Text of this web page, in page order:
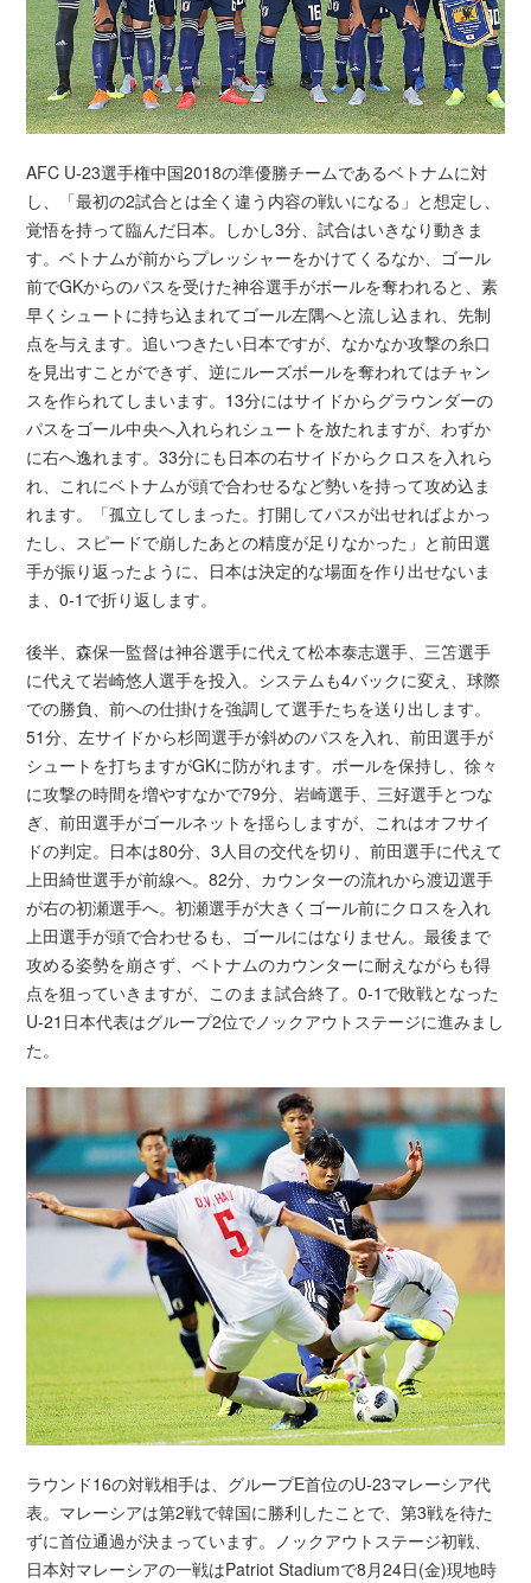
AFC U-23選手権中国2018の準優勝チームであるベトナムに対
し、「最初の2試合とは全く違う内容の戦いになる」と想定し、
覚悟を持って臨んだ日本。しかし3分、試合はいきなり動きま
す。ベトナムが前からプレッシャーをかけてくるなか、ゴール
前でGKからのパスを受けた神谷選手がボールを奪われると、素
早くシュートに持ち込まれてゴール左隅へと流し込まれ、先制
点を与えます。追いつきたい日本ですが、なかなか攻撃の糸口
を見出すことができず、逆にルーズボールを奪われてはチャン
スを作られてしまいます。13分にはサイドからグラウンダーの
パスをゴール中央へ入れられシュートを放たれますが、わずか
に右へ逸れます。33分にも日本の右サイドからクロスを入れら
れ、これにベトナムが頭で合わせるなど勢いを持って攻め込ま
れます。「孤立してしまった。打開してパスが出せればよかっ
たし、スピードで崩したあとの精度が足りなかった」と前田選
手が振り返ったように、日本は決定的な場面を作り出せないま
ま、0-1で折り返します。
後半、森保一監督は神谷選手に代えて松本泰志選手、三笘選手
に代えて岩崎悠人選手を投入。システムも4バックに変え、球際
での勝負、前への仕掛けを強調して選手たちを送り出します。
51分、左サイドから杉岡選手が斜めのパスを入れ、前田選手が
シュートを打ちますがGKに防がれます。ボールを保持し、徐々
に攻撃の時間を増やすなかで79分、岩崎選手、三好選手とつな
ぎ、前田選手がゴールネットを揺らしますが、これはオフサイ
ドの判定。日本は80分、3人目の交代を切り、前田選手に代えて
上田綺世選手が前線へ。82分、カウンターの流れから渡辺選手
が右の初瀬選手へ。初瀬選手が大きくゴール前にクロスを入れ
上田選手が頭で合わせるも、ゴールにはなりません。最後まで
攻める姿勢を崩さず、ベトナムのカウンターに耐えながらも得
点を狙っていきますが、このまま試合終了。0-1で敗戦となった
U-21日本代表はグループ2位でノックアウトステージに進みまし
た。
ラウンド16の対戦相手は、グループE首位のU-23マレーシア代
表。マレーシアは第2戦で韓国に勝利したことで、第3戦を待た
ずに首位通過が決まっています。ノックアウトステージ初戦、
日本対マレーシアの一戦はPatriot Stadiumで8月24日(金)現地時